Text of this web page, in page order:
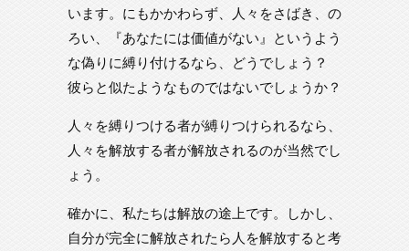
います。にもかかわらず、人々をさばき、の
ろい、『あなたには価値がない』というよう
な偽りに縛り付けるなら、どうでしょう？
彼らと似たようなものではないでしょうか？
人々を縛りつける者が縛りつけられるなら、
人々を解放する者が解放されるのが当然でし
ょう。
確かに、私たちは解放の途上です。しかし、
自分が完全に解放されたら人を解放すると考